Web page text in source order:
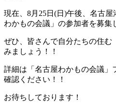
現在、 8月 25日 (日 )午後、名古屋
わかもの会議」の参加者を募集
ぜひ、皆さんで自分たちの住む
みましょう！！
詳細は「名古屋わかもの会議」
確認ください！！
お待ちしております！